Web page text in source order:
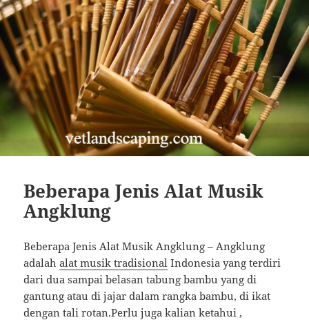
Beberapa Jenis Alat Musik
Angklung
Beberapa Jenis Alat Musik Angklung – Angklung
adalahalat musik tradisional Indonesia yang terdiri
dari dua sampai belasan tabung bambu yang di
gantung atau di jajar dalam rangka bambu, di ikat
dengan tali rotan.Perlu juga kalian ketahui ,